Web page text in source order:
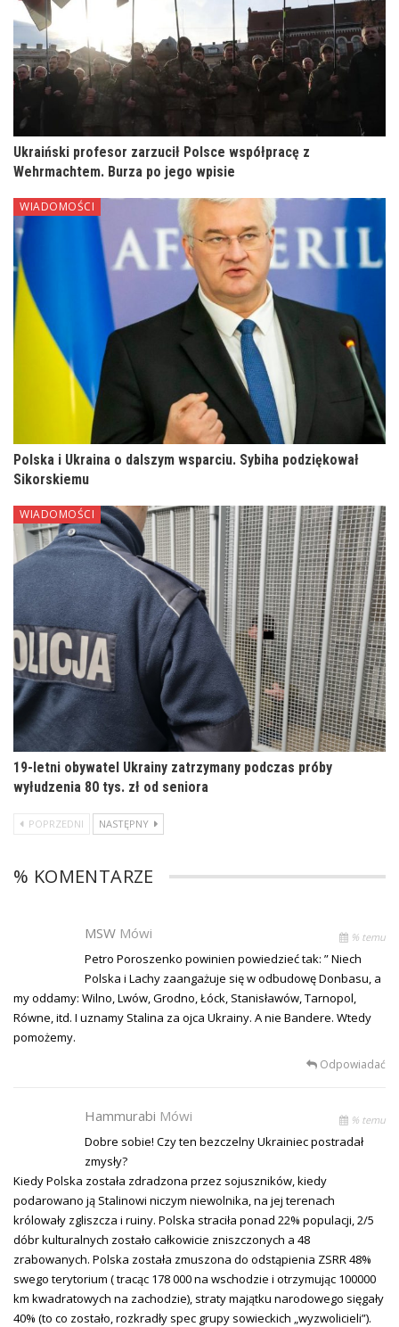
Ukraiński profesor zarzucił Polsce współpracę z
Wehrmachtem. Burza po jego wpisie
WIADOMOŚCI
Polska i Ukraina o dalszym wsparciu. Sybiha podziękował
Sikorskiemu
WIADOMOŚCI
19-letni obywatel Ukrainy zatrzymany podczas próby
wyłudzenia 80 tys. zł od seniora
POPRZEDNI NASTĘPNY
% KOMENTARZE
MSW Mówi % temu
Petro Poroszenko powinien powiedzieć tak: ” Niech
Polska i Lachy zaangażuje się w odbudowę Donbasu, a
my oddamy: Wilno, Lwów, Grodno, Łóck, Stanisławów, Tarnopol,
Równe, itd. I uznamy Stalina za ojca Ukrainy. A nie Bandere. Wtedy
pomożemy.
Odpowiadać
Hammurabi Mówi % temu
Dobre sobie! Czy ten bezczelny Ukrainiec postradał
zmysły?
Kiedy Polska została zdradzona przez sojuszników, kiedy
podarowano ją Stalinowi niczym niewolnika, na jej terenach
królowały zgliszcza i ruiny. Polska straciła ponad 22% populacji, 2/5
dóbr kulturalnych zostało całkowicie zniszczonych a 48
zrabowanych. Polska została zmuszona do odstąpienia ZSRR 48%
swego terytorium ( tracąc 178 000 na wschodzie i otrzymując 100000
km kwadratowych na zachodzie), straty majątku narodowego sięgały
40% (to co zostało, rozkradły spec grupy sowieckich „wyzwolicieli”).